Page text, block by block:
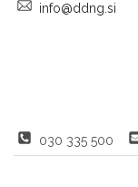
info@ddng.si
030 335 500